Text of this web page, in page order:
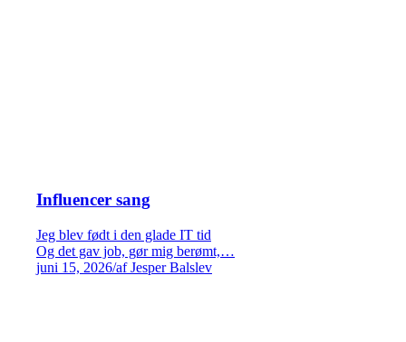
Influencer sang
Jeg blev født i den glade IT tid
Og det gav job, gør mig berømt,…
juni 15, 2026/af Jesper Balslev